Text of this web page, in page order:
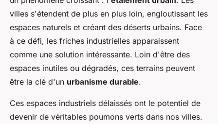
villes s'étendent de plus en plus loin, engloutissant les
espaces naturels et créant des déserts urbains. Face
à ce défi, les friches industrielles apparaissent
comme une solution intéressante. Loin d'être des
espaces inutiles ou dégradés, ces terrains peuvent
être la clé d'un urbanisme durable.
Ces espaces industriels délaissés ont le potentiel de
devenir de véritables poumons verts dans nos villes.